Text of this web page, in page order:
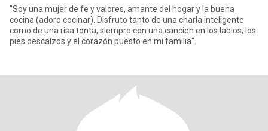
"Soy una mujer de fe y valores, amante del hogar y la buena
cocina (adoro cocinar). Disfruto tanto de una charla inteligente
como de una risa tonta, siempre con una canción en los labios, los
pies descalzos y el corazón puesto en mi familia".